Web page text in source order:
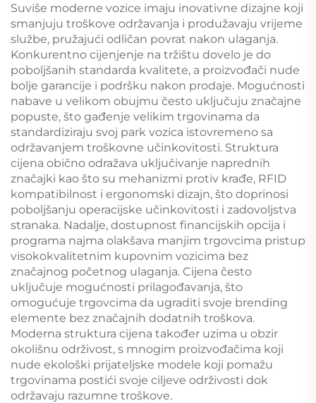
Suviše moderne vozice imaju inovativne dizajne koji
smanjuju troškove održavanja i produžavaju vrijeme
službe, pružajući odličan povrat nakon ulaganja.
Konkurentno cijenjenje na tržištu dovelo je do
poboljšanih standarda kvalitete, a proizvođači nude
bolje garancije i podršku nakon prodaje. Mogućnosti
nabave u velikom obujmu često uključuju značajne
popuste, što gađenje velikim trgovinama da
standardiziraju svoj park vozica istovremeno sa
održavanjem troškovne učinkovitosti. Struktura
cijena obično odražava uključivanje naprednih
značajki kao što su mehanizmi protiv krađe, RFID
kompatibilnost i ergonomski dizajn, što doprinosi
poboljšanju operacijske učinkovitosti i zadovoljstva
stranaka. Nadalje, dostupnost financijskih opcija i
programa najma olakšava manjim trgovcima pristup
visokokvalitetnim kupovnim vozicima bez
značajnog početnog ulaganja. Cijena često
uključuje mogućnosti prilagođavanja, što
omogućuje trgovcima da ugraditi svoje brending
elemente bez značajnih dodatnih troškova.
Moderna struktura cijena također uzima u obzir
okolišnu održivost, s mnogim proizvođačima koji
nude ekološki prijateljske modele koji pomažu
trgovinama postići svoje ciljeve održivosti dok
održavaju razumne troškove.